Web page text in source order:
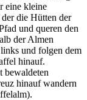
eine kleine
die Hütten der
und queren den
der Almen
und folgen dem
hinauf.
bewaldeten
hinauf wandern